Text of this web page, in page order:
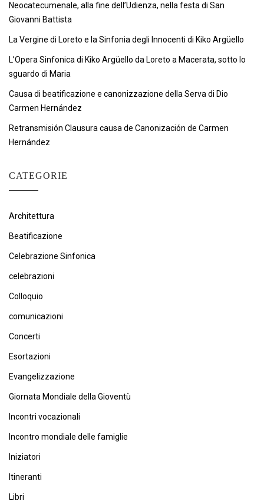
Neocatecumenale, alla fine dell’Udienza, nella festa di San
Giovanni Battista
La Vergine di Loreto e la Sinfonia degli Innocenti di Kiko Argüello
L’Opera Sinfonica di Kiko Argüello da Loreto a Macerata, sotto lo
sguardo di Maria
Causa di beatificazione e canonizzazione della Serva di Dio
Carmen Hernández
Retransmisión Clausura causa de Canonización de Carmen
Hernández
CATEGORIE
Architettura
Beatificazione
Celebrazione Sinfonica
celebrazioni
Colloquio
comunicazioni
Concerti
Esortazioni
Evangelizzazione
Giornata Mondiale della Gioventù
Incontri vocazionali
Incontro mondiale delle famiglie
Iniziatori
Itineranti
Libri